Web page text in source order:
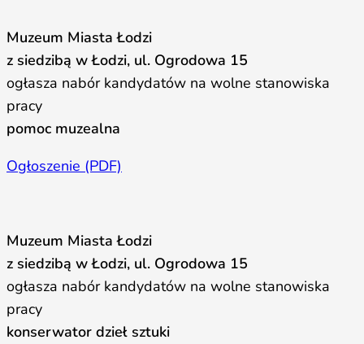
Muzeum Miasta Łodzi
z siedzibą w Łodzi, ul. Ogrodowa 15
ogłasza nabór kandydatów na wolne stanowiska
pracy
pomoc muzealna
Ogłoszenie (PDF)
Muzeum Miasta Łodzi
z siedzibą w Łodzi, ul. Ogrodowa 15
ogłasza nabór kandydatów na wolne stanowiska
pracy
konserwator dzieł sztuki